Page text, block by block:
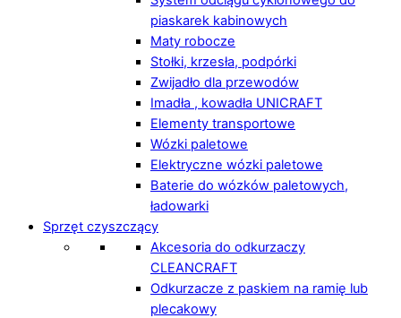
piaskarek kabinowych
Maty robocze
Stołki, krzesła, podpórki
Zwijadło dla przewodów
Imadła , kowadła UNICRAFT
Elementy transportowe
Wózki paletowe
Elektryczne wózki paletowe
Baterie do wózków paletowych,
ładowarki
Sprzęt czyszczący
Akcesoria do odkurzaczy
CLEANCRAFT
Odkurzacze z paskiem na ramię lub
plecakowy